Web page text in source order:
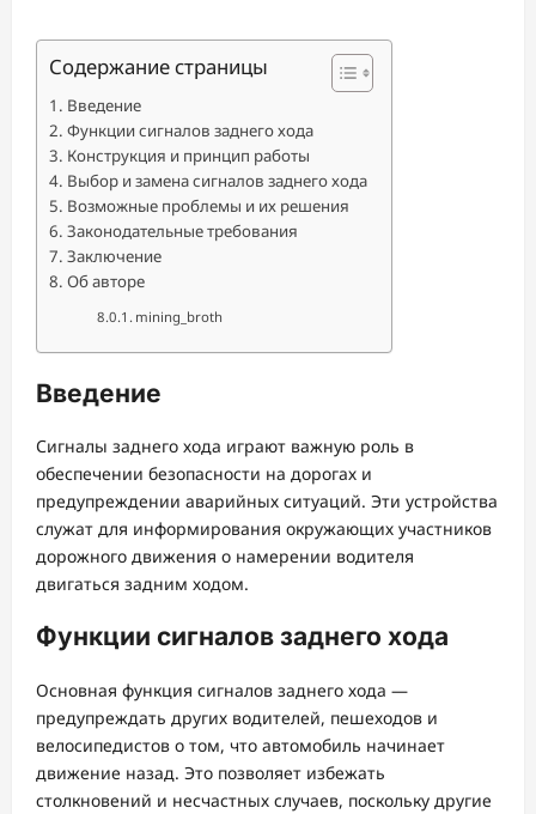
Содержание страницы
Введение
Функции сигналов заднего хода
Конструкция и принцип работы
Выбор и замена сигналов заднего хода
Возможные проблемы и их решения
Законодательные требования
Заключение
Об авторе
mining_broth
Введение
Сигналы заднего хода играют важную роль в
обеспечении безопасности на дорогах и
предупреждении аварийных ситуаций. Эти устройства
служат для информирования окружающих участников
дорожного движения о намерении водителя
двигаться задним ходом.
Функции сигналов заднего хода
Основная функция сигналов заднего хода —
предупреждать других водителей, пешеходов и
велосипедистов о том, что автомобиль начинает
движение назад. Это позволяет избежать
столкновений и несчастных случаев, поскольку другие